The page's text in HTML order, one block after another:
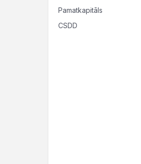
Pamatkapitāls
CSDD